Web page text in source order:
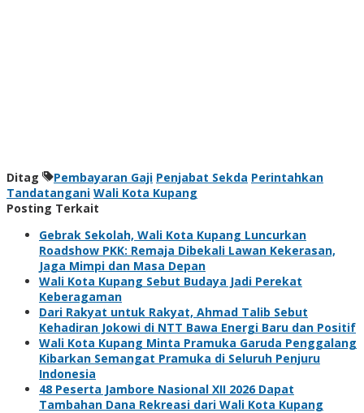
Ditag Pembayaran Gaji Penjabat Sekda Perintahkan
Tandatangani Wali Kota Kupang
Posting Terkait
Gebrak Sekolah, Wali Kota Kupang Luncurkan
Roadshow PKK: Remaja Dibekali Lawan Kekerasan,
Jaga Mimpi dan Masa Depan
Wali Kota Kupang Sebut Budaya Jadi Perekat
Keberagaman
Dari Rakyat untuk Rakyat, Ahmad Talib Sebut
Kehadiran Jokowi di NTT Bawa Energi Baru dan Positif
Wali Kota Kupang Minta Pramuka Garuda Penggalang
Kibarkan Semangat Pramuka di Seluruh Penjuru
Indonesia
48 Peserta Jambore Nasional XII 2026 Dapat
Tambahan Dana Rekreasi dari Wali Kota Kupang